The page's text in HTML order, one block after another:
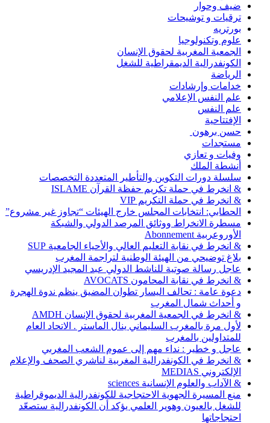
ضيف وحوار
ترقيات و توشيحات
بورتريه
علوم وتكنولوجيا
الجمعية المغربية لحقوق الإنسان
الكونفدرالية الديمقراطية للشغل
الرياضة
خدامات وإرشادات
علم النفس الإعلامي
علم النفس
الإفتتاحية
حسن برهون
مستجدات
وفيات و تعازي
أنشطة الملك
سلسلة دورات التكوين والتأطير المتعددة التخصصات
& انخرط في حملة تكريم حفظة القرآن ISLAME
& انخرط في حملة التكريم VIP
الحطابي: انتخابات المجلس خارج الهيئات “تجاوز غير مشروع”
مسطرة الانخراط ووثائق المرصد الدولي والشبكة
الأوروعربية Abonnement
& انخرط في نقابة التعليم العالي والأحياء الجامعية SUP
بلاغ توضيحي من الهيئة الوطنية لتراجمة المغرب
عاجل رسالة صوتية للناشط الدولي عبد المجيد الإدريسي
& انخرط في نقابة المحامون AVOCATS
دعوة عامة : تحالف اليسار تطوان المضيق ينظم ندوة الهجرة
و أحداث شمال المغرب
& انخرط في الجمعية المغربية لحقوق الإنسان AMDH
لأول مرة بالمغرب السليماني ينال الماستر . الاتحاد العام
للمتداولين بالمغرب
عاجل و خطير : نداء مهم إلى عموم الشعب المغربي
& انخرط في الكونفدرالية المغربية لناشري الصحف والإعلام
الإلكتروني MEDIAS
& الآداب والعلوم الإنسانية sciences
منع المسيرة الجهوية الاحتجاجية للكونفدرالية الديموقراطية
للشغل بالعيون وهوير العلمي يؤكد أن الكونفدرالية ستصعّد
احتجاجاتها